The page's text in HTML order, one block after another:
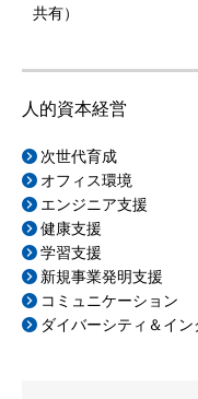
共有）
人的資本経営
次世代育成
オフィス環境
エンジニア支援
健康支援
学習支援
新規事業発明支援
コミュニケーション
ダイバーシティ＆イ